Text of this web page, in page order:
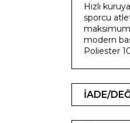
Hızlı
sporcu
modern
Poliester
İADE/